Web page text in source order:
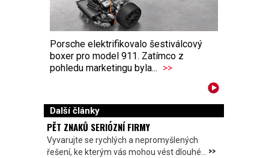
Porsche elektrifikovalo šestiválcový
boxer pro model 911. Zatímco z
pohledu marketingu byla... >>
Další články
PĚT ZNAKŮ SERIÓZNÍ FIRMY
Vyvarujte se rychlých a nepromyšlených
řešení, ke kterým vás mohou vést dlouhé... >>